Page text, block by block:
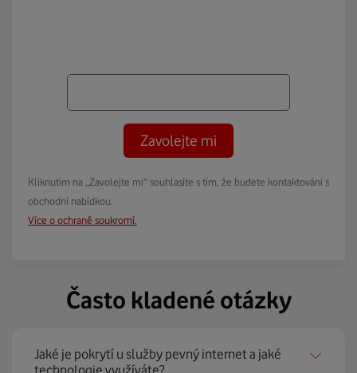
Zavolejte mi
Kliknutím na „Zavolejte mi“ souhlasíte s tím, že budete kontaktováni s
obchodní nabídkou.
Více o ochraně soukromí.
Často kladené otázky
Jaké je pokrytí u služby pevný internet a jaké
technologie využíváte?